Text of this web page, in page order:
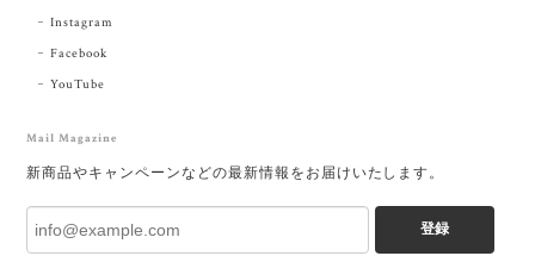
Instagram
Facebook
YouTube
Mail Magazine
新商品やキャンペーンなどの最新情報をお届けいたします。
登録